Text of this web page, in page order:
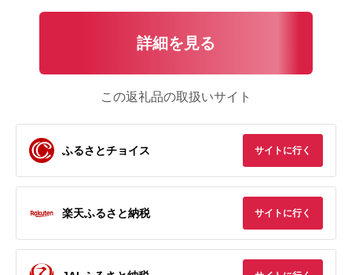
詳細を見る
この返礼品の取扱いサイト
ふるさとチョイス サイトに行く
楽天ふるさと納税 サイトに行く